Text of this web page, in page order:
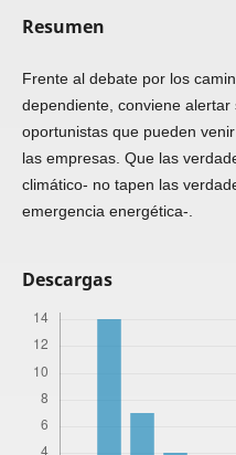
Resumen
Frente al debate por los
dependiente, conviene
oportunistas que pueden
las empresas. Que las
climático- no tapen las
emergencia energética-.
Descargas